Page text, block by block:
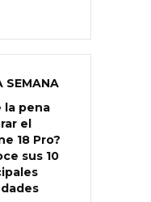
SEMANA
la pena
el
18 Pro?
sus 10